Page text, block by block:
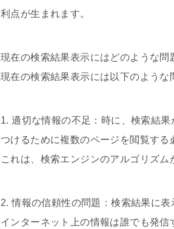
利点が生まれます。
現在の検索結果表示にはどのような問
現在の検索結果表示には以下のような
1. 適切な情報の不足：時に、検索結
つけるために複数のページを閲覧する
これは、検索エンジンのアルゴリズ
2. 情報の信頼性の問題：検索結果に
インターネット上の情報は誰でも発